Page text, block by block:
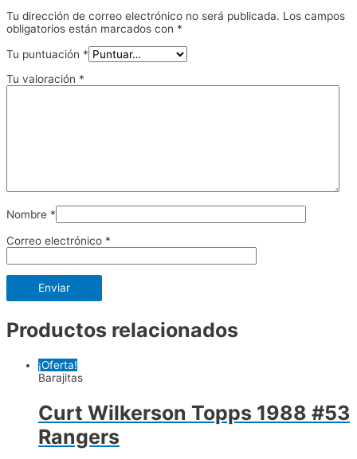
Tu dirección de correo electrónico no será publicada. Los campos
obligatorios están marcados con *
Tu puntuación *
Tu valoración *
Nombre *
Correo electrónico *
Productos relacionados
¡Oferta!
Barajitas
Curt Wilkerson Topps 1988 #53
Rangers